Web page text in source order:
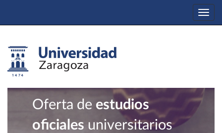
Oferta de estudios
oficiales universitarios